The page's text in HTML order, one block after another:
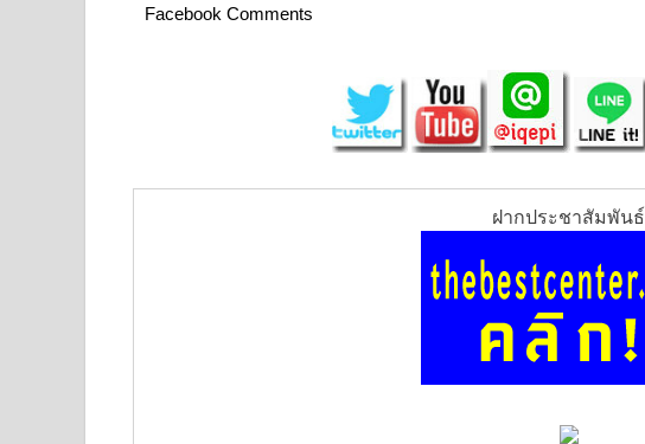
Facebook Comments
ฝากประชาสัมพันธ์